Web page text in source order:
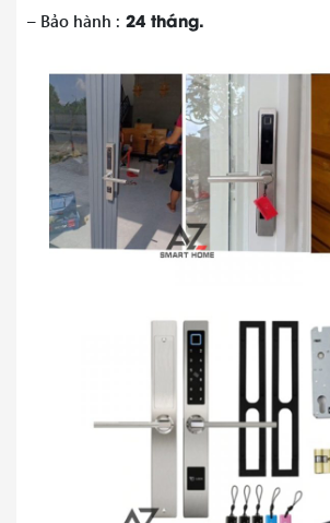
– Bảo hành : 24 tháng.